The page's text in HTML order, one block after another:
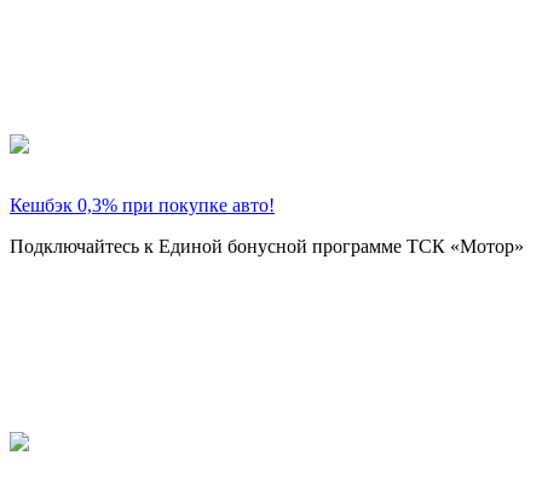
Кешбэк 0,3% при покупке авто!
Подключайтесь к Единой бонусной программе ТСК «Мотор»